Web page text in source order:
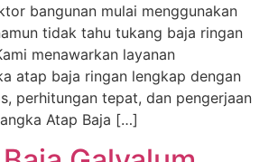
bangunan mulai menggunakan
tidak tahu tukang baja ringan
menawarkan layanan
atap baja ringan lengkap dengan
perhitungan tepat, dan pengerjaan
Atap Baja […]